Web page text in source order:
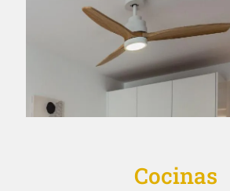
Cocinas